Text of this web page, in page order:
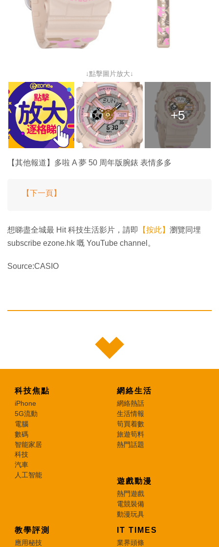
↓點擊圖片放大↓
+5
【其他報道】多啦 A 夢 50 周年版腕錶 表情多多
【下一頁】
想睇盡全城最 Hit 科技生活影片，請即 【按此】 瀏覽同埋
subscribe ezone.hk 嘅 YouTube channel。
Source:CASIO
科技焦點
iPhone
5G流動
電腦
數碼
智能家居
科技
汽車
人工智能
網絡生活
網絡熱話
生活情報
筍買着數
旅遊筍料
熱門話題
遊戲動漫
熱門遊戲
電競裝備
動漫玩具
教學評測
應用秘技
IT TIMES
業界頭條